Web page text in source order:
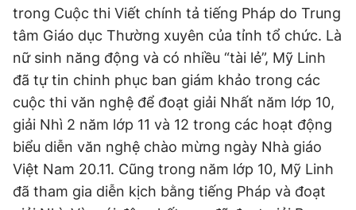
trong Cuộc thi Viết chính tả tiếng Pháp do Trung
tâm Giáo dục Thường xuyên của tỉnh tổ chức. Là
nữ sinh năng động và có nhiều “tài lẻ”, Mỹ Linh
đã tự tin chinh phục ban giám khảo trong các
cuộc thi văn nghệ để đoạt giải Nhất năm lớp 10,
giải Nhì 2 năm lớp 11 và 12 trong các hoạt động
biểu diễn văn nghệ chào mừng ngày Nhà giáo
Việt Nam 20.11. Cũng trong năm lớp 10, Mỹ Linh
đã tham gia diễn kịch bằng tiếng Pháp và đoạt